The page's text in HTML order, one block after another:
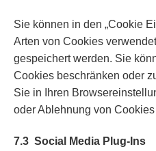
Sie können in den „Cookie
Arten von Cookies
gespeichert werden. Sie
Cookies beschränken oder
Sie in Ihren
oder Ablehnung von
7.3 Social Media Plug-Ins